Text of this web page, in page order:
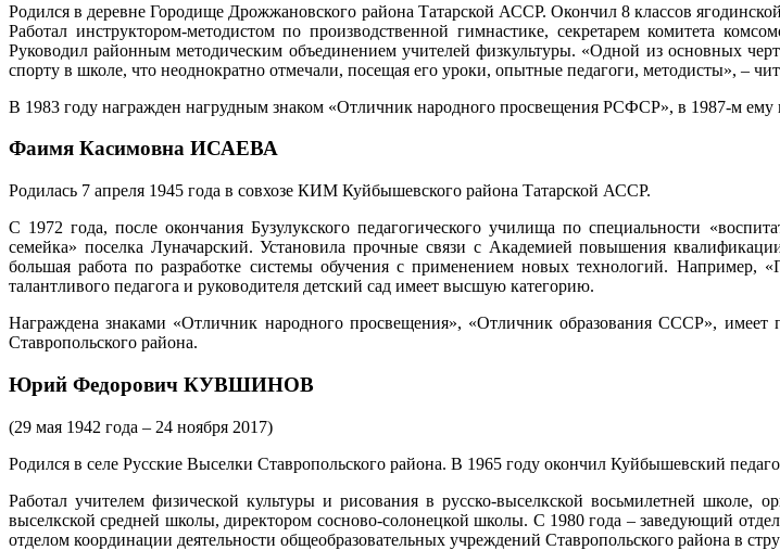
Родился в деревне Городище Дрожжановского района Татарской АССР. Окончил 8 классов
Работал инструктором-методистом по производственной гимнастике, секретарем комитета
Руководил районным методическим объединением учителей физкультуры. «Одной из основных
спорту в школе, что неоднократно отмечали, посещая его уроки, опытные педагоги, методисты», –
В 1983 году награжден нагрудным знаком «Отличник народного просвещения РСФСР», в 1987-м
Фаимя Касимовна ИСАЕВА
Родилась 7 апреля 1945 года в совхозе КИМ Куйбышевского района Татарской АССР.
С 1972 года, после окончания Бузулукского педагогического училища по специальности
семейка» поселка Луначарский. Установила прочные связи с Академией повышения
большая работа по разработке системы обучения с применением новых технологий. Например,
талантливого педагога и руководителя детский сад имеет высшую категорию.
Награждена знаками «Отличник народного просвещения», «Отличник образования СССР»,
Ставропольского района.
Юрий Федорович КУВШИНОВ
(29 мая 1942 года – 24 ноября 2017)
Родился в селе Русские Выселки Ставропольского района. В 1965 году окончил Куйбышевский
Работал учителем физической культуры и рисования в русско-выселкской восьмилетней школе,
выселкской средней школы, директором сосново-солонецкой школы. С 1980 года – заведующий
отделом координации деятельности общеобразовательных учреждений Ставропольского района в